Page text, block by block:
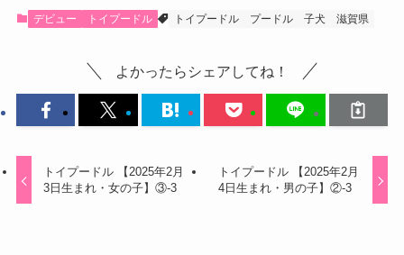
デビュー トイプードル トイプードル プードル 子犬 滋賀県
よかったらシェアしてね！
トイプードル 【2025年2月
3日生まれ・女の子】③-3
トイプードル 【2025年2月
4日生まれ・男の子】②-3